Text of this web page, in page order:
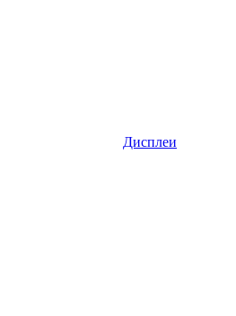
Дисплеи